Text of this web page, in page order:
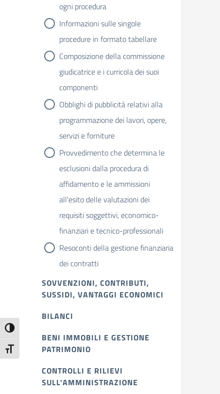
Attiva/disattiva alto contrasto
Attiva/disattiva dimensione testo
ogni procedura
Informazioni sulle singole
procedure in formato tabellare
Composizione della commissione
giudicatrice e i curricola dei suoi
componenti
Obblighi di pubblicità relativi alla
programmazione dei lavori, opere,
servizi e forniture
Provvedimento che determina le
esclusioni dalla procedura di
affidamento e le ammissioni
all'esito delle valutazioni dei
requisiti soggettivi, economico-
finanziari e tecnico-professionali
Resoconti della gestione finanziaria
dei contratti
SOVVENZIONI, CONTRIBUTI,
SUSSIDI, VANTAGGI ECONOMICI
BILANCI
BENI IMMOBILI E GESTIONE
PATRIMONIO
CONTROLLI E RILIEVI
SULL'AMMINISTRAZIONE